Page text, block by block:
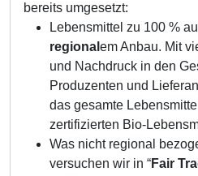
bereits umgesetzt:
Lebensmittel zu 100 %
regional em Anbau. Mit
und Nachdruck in den
Produzenten und
das gesamte
zertifizierten Bio-
Was nicht regional
versuchen wir in “Fair